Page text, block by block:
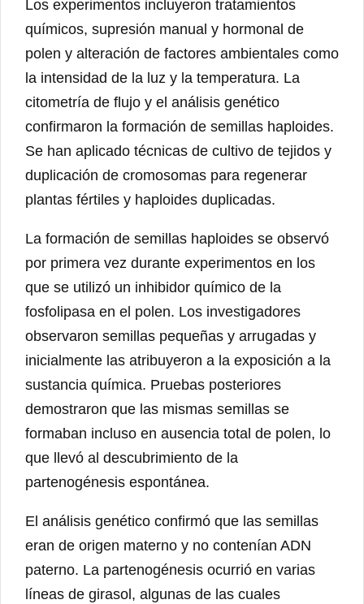
Los experimentos incluyeron tratamientos
químicos, supresión manual y hormonal de
polen y alteración de factores ambientales como
la intensidad de la luz y la temperatura. La
citometría de flujo y el análisis genético
confirmaron la formación de semillas haploides.
Se han aplicado técnicas de cultivo de tejidos y
duplicación de cromosomas para regenerar
plantas fértiles y haploides duplicadas.
La formación de semillas haploides se observó
por primera vez durante experimentos en los
que se utilizó un inhibidor químico de la
fosfolipasa en el polen. Los investigadores
observaron semillas pequeñas y arrugadas y
inicialmente las atribuyeron a la exposición a la
sustancia química. Pruebas posteriores
demostraron que las mismas semillas se
formaban incluso en ausencia total de polen, lo
que llevó al descubrimiento de la
partenogénesis espontánea.
El análisis genético confirmó que las semillas
eran de origen materno y no contenían ADN
paterno. La partenogénesis ocurrió en varias
líneas de girasol, algunas de las cuales